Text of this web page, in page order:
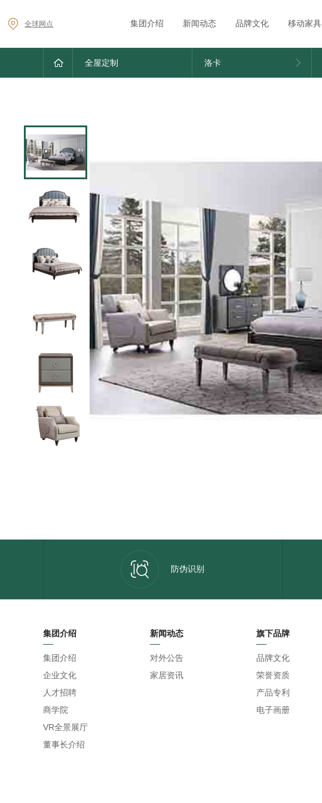
全球网点 集团介绍 新闻动态 品牌文化 移动家具
全屋定制 洛卡
防伪识别
集团介绍
集团介绍
企业文化
人才招聘
商学院
VR全景展厅
董事长介绍
新闻动态
对外公告
家居资讯
旗下品牌
品牌文化
荣誉资质
产品专利
电子画册